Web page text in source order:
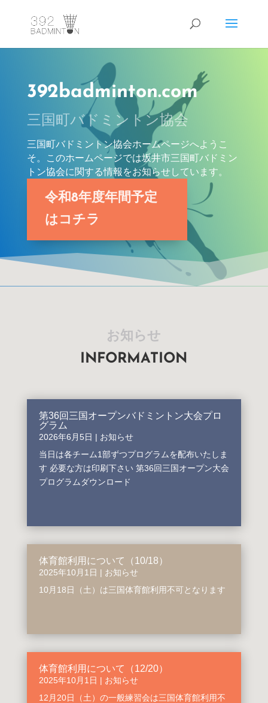
392badminton.com
三国町バドミントン協会
三国町バドミントン協会ホームページへようこ
そ。このホームページでは坂井市三国町バドミン
トン協会に関する情報をお知らせしています。
令和8年度年間予定
はコチラ
お知らせ
INFORMATION
第36回三国オープンバドミントン大会プロ
グラム
2026年6月5日 | お知らせ
当日は各チーム1部ずつプログラムを配布いたしま
す 必要な方は印刷下さい 第36回三国オープン大会
プログラムダウンロード
体育館利用について（10/18）
2025年10月1日 | お知らせ
10月18日（土）は三国体育館利用不可となります
体育館利用について（12/20）
2025年10月1日 | お知らせ
12月20日（土）の一般練習会は三国体育館利用不